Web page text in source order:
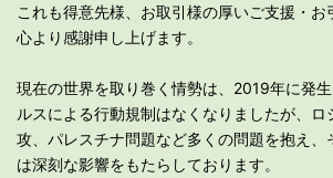
これも得意先様、お取引様の厚いご⽀援・お
心より感謝申し上げます。
現在の世界を取り巻く情勢は、2019年に発
ルスによる⾏動規制はなくなりましたが、
攻、パレスチナ問題など多くの問題を抱え、
は深刻な影響をもたらしております。